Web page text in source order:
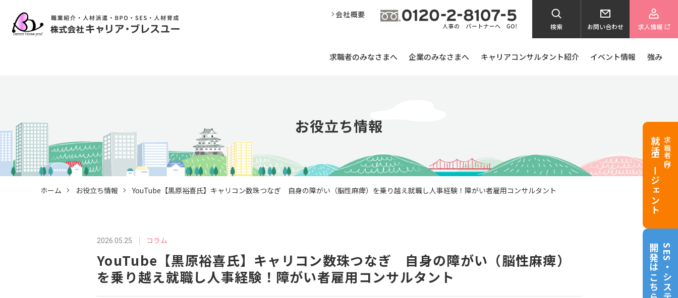
就活エージェント求職者向け
開発はこちらSES・システム
会社概要
検索 お問い合わせ 求人情報
求職者のみなさまへ 企業のみなさまへ キャリアコンサルタント紹介 イベント情報 強み
お役立ち情報
ホーム お役立ち情報 YouTube【黒原裕喜氏】キャリコン数珠つなぎ 自身の障がい（脳性麻痺）を乗り越え就職し人事経験！障がい者雇用コンサルタント
2026.05.25 コラム
YouTube【黒原裕喜氏】キャリコン数珠つなぎ 自身の障がい（脳性麻痺）
を乗り越え就職し人事経験！障がい者雇用コンサルタント